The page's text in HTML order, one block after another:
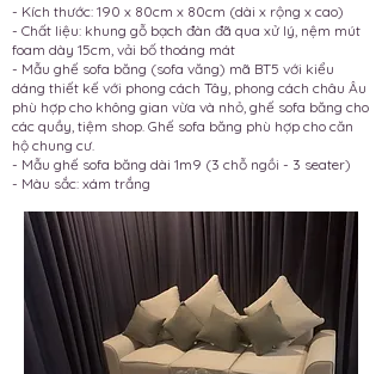
- Kích thước: 190 x 80cm x 80cm (dài x rộng x cao)
- Chất liệu: khung gỗ bạch đàn đã qua xử lý, nệm mút
foam dày 15cm, vải bố thoáng mát
- Mẫu ghế sofa băng (sofa văng) mã BT5 với kiểu
dáng thiết kế với phong cách Tây, phong cách châu Âu
phù hợp cho không gian vừa và nhỏ, ghế sofa băng cho
các quầy, tiệm shop. Ghế sofa băng phù hợp cho căn
hộ chung cư.
- Mẫu ghế sofa băng dài 1m9 (3 chỗ ngồi - 3 seater)
- Màu sắc: xám trắng